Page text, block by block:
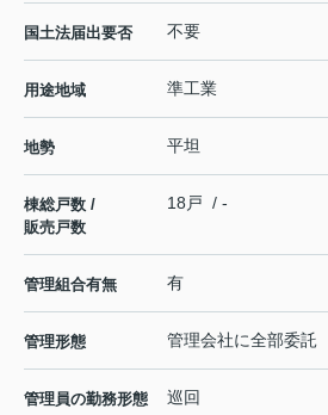
国土法届出要否 不要
用途地域 準工業
地勢 平坦
棟総戸数 /
販売戸数
18戸 / -
管理組合有無 有
管理形態 管理会社に全部委託
管理員の勤務形態 巡回